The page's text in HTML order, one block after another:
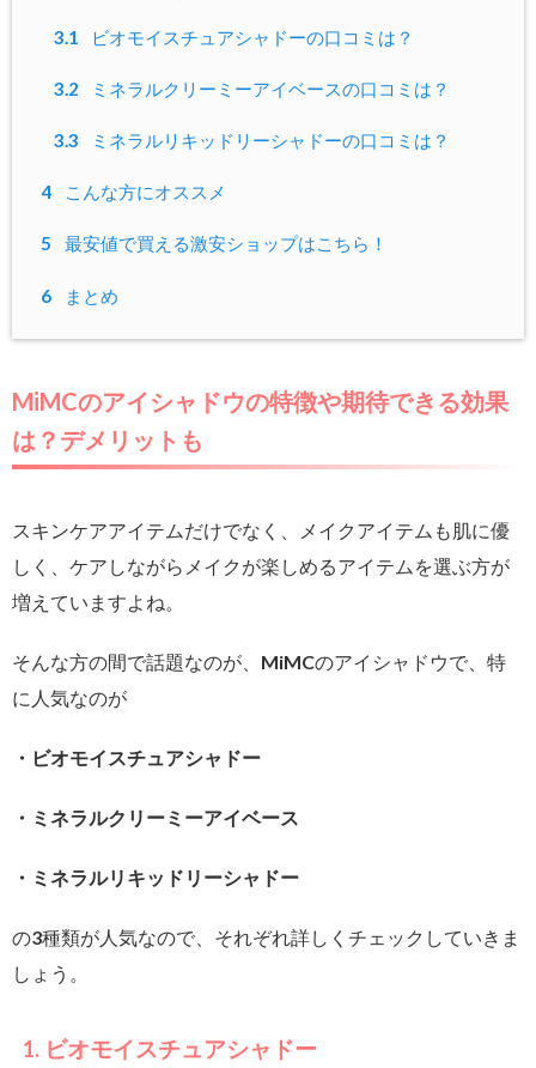
3.1 ビオモイスチュアシャドーの口コミは？
3.2 ミネラルクリーミーアイベースの口コミは？
3.3 ミネラルリキッドリーシャドーの口コミは？
4 こんな方にオススメ
5 最安値で買える激安ショップはこちら！
6 まとめ
MiMCのアイシャドウの特徴や期待できる効果
は？デメリットも
スキンケアアイテムだけでなく、メイクアイテムも肌に優
しく、ケアしながらメイクが楽しめるアイテムを選ぶ方が
増えていますよね。
そんな方の間で話題なのが、MiMCのアイシャドウで、特
に人気なのが
・ビオモイスチュアシャドー
・ミネラルクリーミーアイベース
・ミネラルリキッドリーシャドー
の3種類が人気なので、それぞれ詳しくチェックしていきま
しょう。
1. ビオモイスチュアシャドー